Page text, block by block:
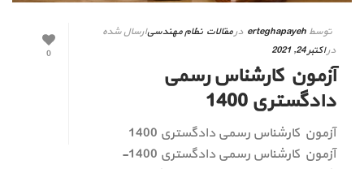
0
توسط erteghapayeh درمقالات نظام مهندسیارسال شده
دراکتبر 24, 2021
آزمون کارشناس رسمی
دادگستری 1400
آزمون کارشناس رسمی دادگستری 1400
آزمون کارشناس رسمی دادگستری 1400-